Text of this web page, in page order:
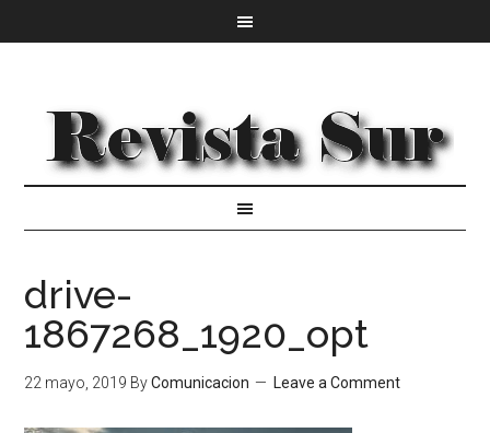
drive-
1867268_1920_opt
22 mayo, 2019 ByComunicacion Leave a Comment